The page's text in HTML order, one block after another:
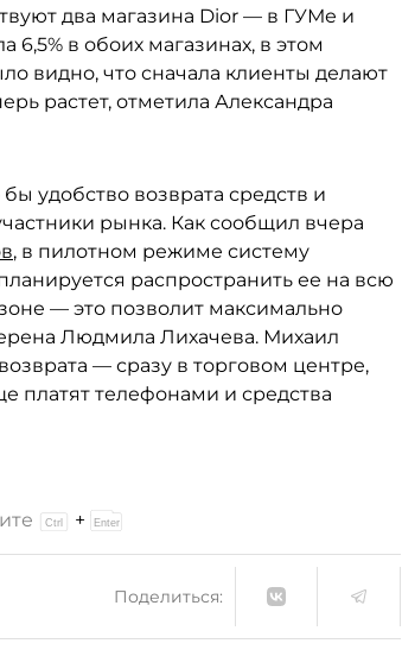
два магазина Dior — в ГУМе и
в обоих магазинах, в этом
видно, что сначала клиенты делают
растет, отметила Александра
удобство возврата средств и
рынка. Как сообщил вчера
, в пилотном режиме систему
распространить ее на всю
— это позволит максимально
Людмила Лихачева. Михаил
— сразу в торговом центре,
платят телефонами и средства
+
Поделиться: